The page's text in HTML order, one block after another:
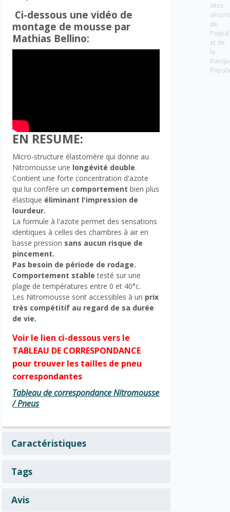
Ci-dessous une vidéo de
montage de mousse par
Mathias Bellino:
EN RESUME:
Micro-structure élastomère qui donne au
Nitromousse une longévité double.
Contient une forte concentration d'azote
qui lui confère un comportement bien plus
élastique éliminant l'impression de
lourdeur.
La formule à l'azote permet des sensations
identiques à celles des chambres à air en
basse pression sans aucun risque de
pincement.
Pas besoin de période de rodage.
Comportement stable testé sur une
plage de températures entre 0 et 40°c.
Les Nitromousse sont accessibles à un prix
très compétitif au regard de sa durée
de vie.
Voir le lien ci-dessous vers le
TABLEAU DE CORRESPONDANCE
pour trouver les tailles de pneu
correspondantes
Tableau de correspondance Nitromousse
/ Pneus
Caractéristiques
Tags
Avis
sites
de
Paypal
et de
la